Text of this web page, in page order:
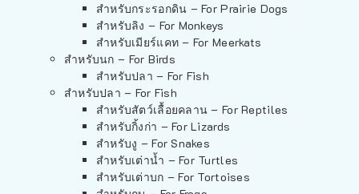
สำหรับกระรอกดิน – For Prairie Dogs
สำหรับลิง – For Monkeys
สำหรับเมียร์แคท – For Meerkats
สำหรับนก – For Birds
สำหรับปลา – For Fish
สำหรับปลา – For Fish
สำหรับสัตว์เลื้อยคลาน – For Reptiles
สำหรับกิ้งก่า – For Lizards
สำหรับงู – For Snakes
สำหรับเต่าน้ำ – For Turtles
สำหรับเต่าบก – For Tortoises